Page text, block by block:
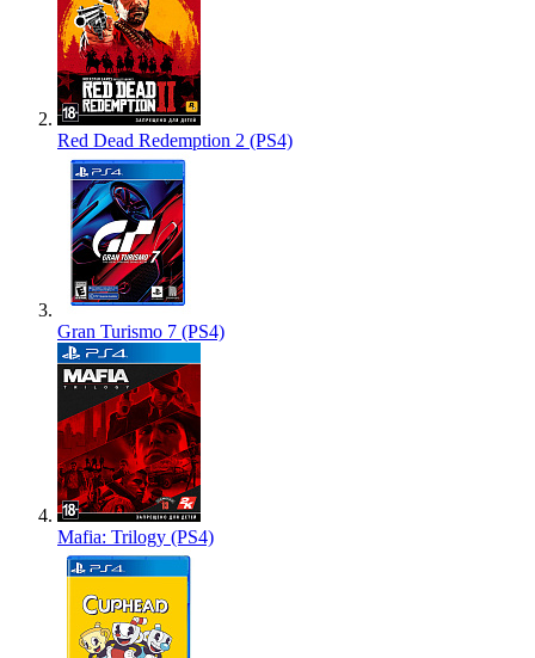
Red Dead Redemption 2 (PS4)
Gran Turismo 7 (PS4)
Mafia: Trilogy (PS4)